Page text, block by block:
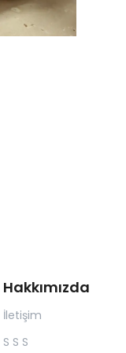
Hakkımızda
İletişim
S S S